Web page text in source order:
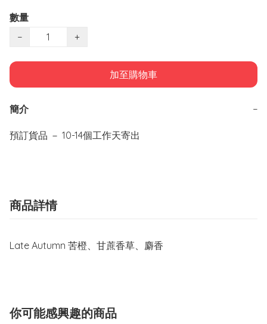
數量
−
+
加至購物車
簡介 −
預訂貨品 － 10-14個工作天寄出
商品詳情
Late Autumn 苦橙、甘蔗香草、麝香
你可能感興趣的商品